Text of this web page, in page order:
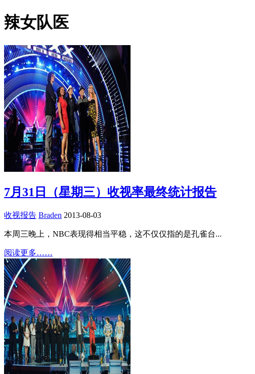
辣女队医
7月31日（星期三）收视率最终统计报告
收视报告 Braden 2013-08-03
本周三晚上，NBC表现得相当平稳，这不仅仅指的是孔雀台...
阅读更多……